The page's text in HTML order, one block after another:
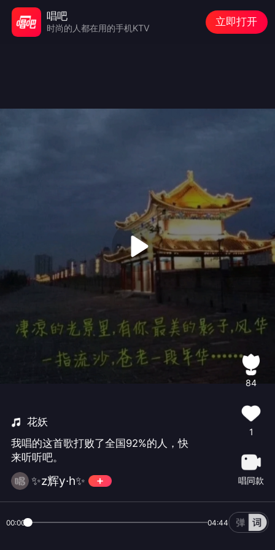
花妖
我唱的这首歌打败了全国92%的人，快
来听听吧。
✨z辉y·h✨
84
1
唱同款
00:00 04:44
唱吧
时尚的人都在用的手机KTV
立即打开